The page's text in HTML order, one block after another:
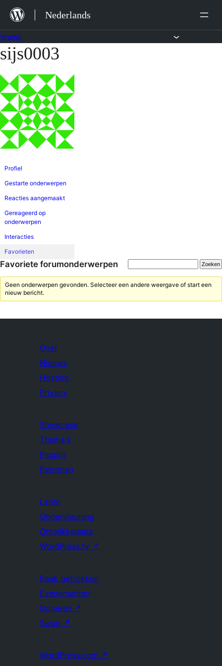
naar
de
inhoud
Nederlands
Ga
naar
de
inhoud
sijs0003
Profiel
Gestarte onderwerpen
Reacties aangemaakt
Gereageerd op
onderwerpen
Interacties
Favorieten
Favoriete forumonderwerpen
Geen onderwerpen gevonden. Selecteer een andere weergave of start een
nieuw bericht.
Over
Nieuws
Hosting
Privacy
Showcase
Thema's
Plugins
Patronen
Leren
Ondersteuning
Ontwikkelaars
WordPress.tv ↗
Raak betrokken
Evenementen
Doneren ↗
Swag ↗
WordPress.com ↗